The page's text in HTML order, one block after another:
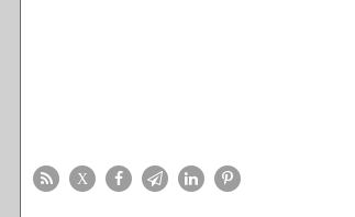
X